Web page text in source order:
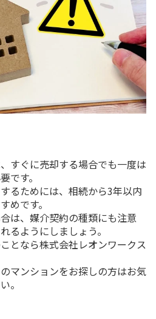
すぐに売却する場合でも一度は
です。
るためには、相続から3年以内
めです。
は、媒介契約の種類にも注意
るようにしましょう。
となら株式会社レオンワークス
マンションをお探しの方はお気
。